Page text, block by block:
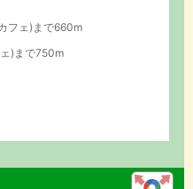
フェ)まで660m
)まで750m